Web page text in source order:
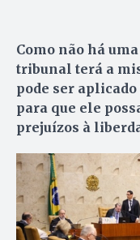
Como não há
tribunal terá a
pode ser
para que ele
prejuízos à